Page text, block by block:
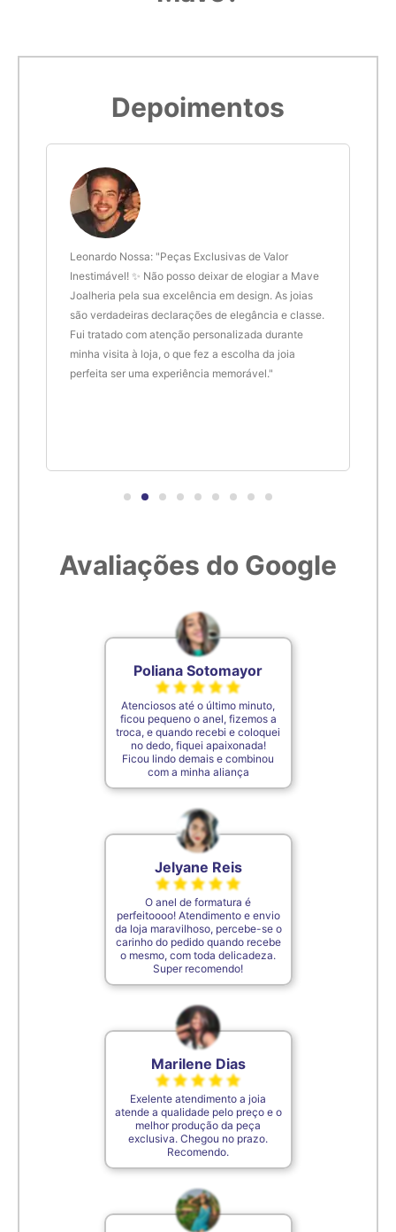
Depoimentos
Leonardo Nossa: "Peças Exclusivas de Valor
Inestimável! ✨ Não posso deixar de elogiar a Mave
Joalheria pela sua excelência em design. As joias
são verdadeiras declarações de elegância e classe.
Fui tratado com atenção personalizada durante
minha visita à loja, o que fez a escolha da joia
perfeita ser uma experiência memorável."
Avaliações do Google
Poliana Sotomayor
Atenciosos até o último minuto,
ficou pequeno o anel, fizemos a
troca, e quando recebi e coloquei
no dedo, fiquei apaixonada!
Ficou lindo demais e combinou
com a minha aliança
Jelyane Reis
O anel de formatura é
perfeitoooo! Atendimento e envio
da loja maravilhoso, percebe-se o
carinho do pedido quando recebe
o mesmo, com toda delicadeza.
Super recomendo!
Marilene Dias
Exelente atendimento a joia
atende a qualidade pelo preço e o
melhor produção da peça
exclusiva. Chegou no prazo.
Recomendo.